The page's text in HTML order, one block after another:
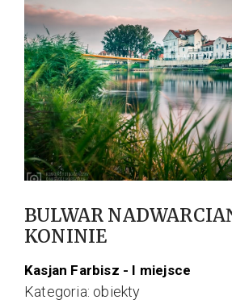
BULWAR
KONINIE
Kasjan Farbisz - I miejsce
Kategoria: obiekty